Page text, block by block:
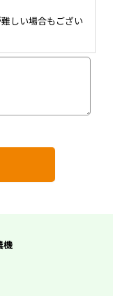
しい場合もござい
機